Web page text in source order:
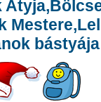
bástyája